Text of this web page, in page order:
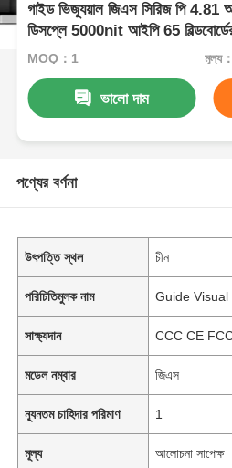
গাইড ভিজ্যুয়াল জিএস সিরিজ পি 4.81
ডিসপ্লে 5000nit আইপি 65
ব্যাকআপ
MOQ：1 মূল্য
ভালো দাম
পণ্যের বর্ণনা
উৎপত্তি স্থল চীন
পরিচিতিমুলক নাম Guide Visual
সাক্ষ্যদান CCC CE
মডেল নম্বার জিএস
ন্যূনতম চাহিদার পরিমাণ 1
মূল্য আলোচনা সাপেক্ষ